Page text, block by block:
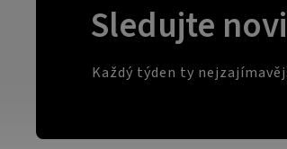
Sledujte
Každý týden ty